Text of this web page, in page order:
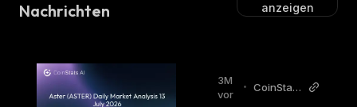
Nachrichten
anzeigen
3M
vor
• CoinStats